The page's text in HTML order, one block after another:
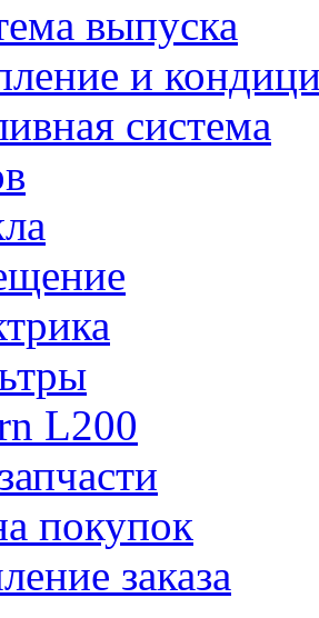
выпуска
и
система
L200
покупок
заказа